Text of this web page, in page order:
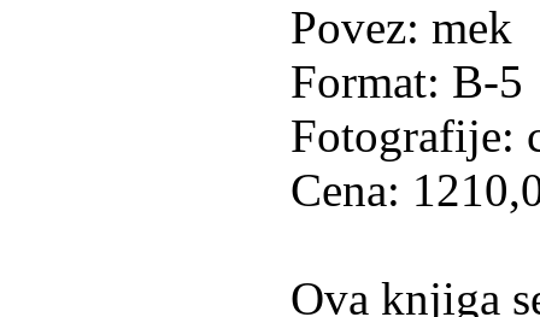
Povez: mek
Format: B-5
Fotografije:
Cena:
Ova knjiga